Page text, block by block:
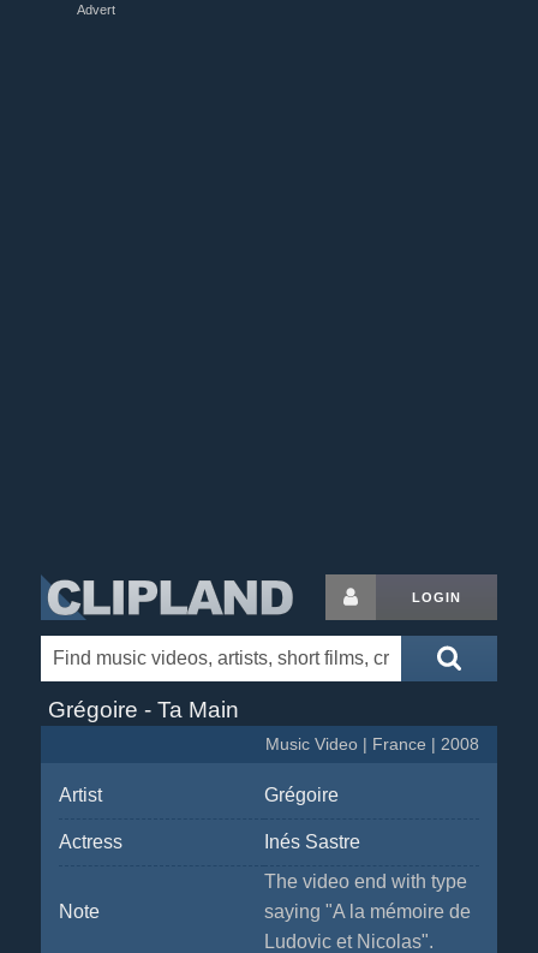
Advert
LOGIN
Grégoire - Ta Main
Music Video | France | 2008
Artist Grégoire
Actress Inés Sastre
Note
The video end with type
saying "A la mémoire de
Ludovic et Nicolas".